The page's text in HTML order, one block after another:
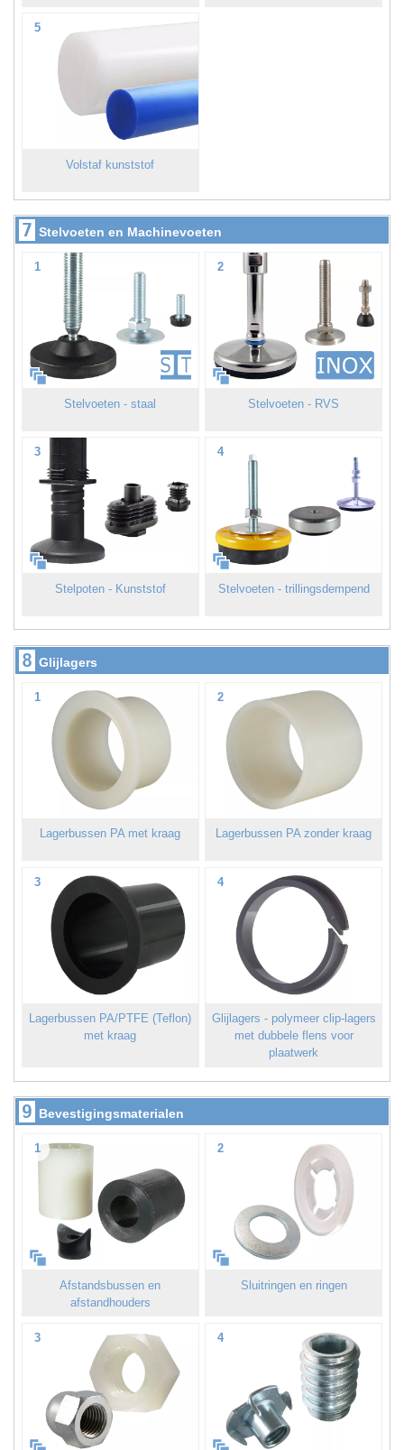
5
Volstaf kunststof
7 Stelvoeten en Machinevoeten
1
Stelvoeten - staal
2
Stelvoeten - RVS
3
Stelpoten - Kunststof
4
Stelvoeten - trillingsdempend
8 Glijlagers
1
Lagerbussen PA met kraag
2
Lagerbussen PA zonder kraag
3
Lagerbussen PA/PTFE (Teflon)
met kraag
4
Glijlagers - polymeer clip-lagers
met dubbele flens voor
plaatwerk
9 Bevestigingsmaterialen
1
Afstandsbussen en
afstandhouders
2
Sluitringen en ringen
3 4